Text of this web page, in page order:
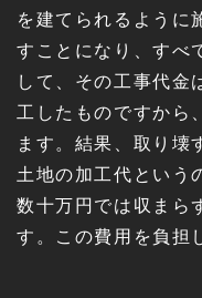
を建てられるように
すことになり、すべ
して、その工事代金
工したものですから
ます。結果、取り壊
土地の加工代という
数十万円では収まら
す。この費用を負担